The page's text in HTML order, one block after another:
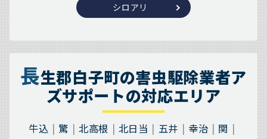
シロアリ
長生郡白子町の害虫駆除業者ア
ズサポートの対応エリア
牛込 驚 北高根 北日当 五井 幸治
関